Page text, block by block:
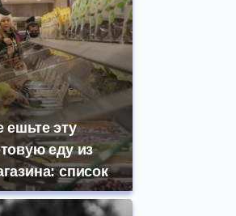
ешьте эту
еду из
список